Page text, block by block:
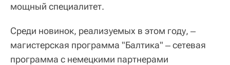
мощный специалитет.
Среди новинок, реализуемых в этом году, ‒
магистерская программа "Балтика" ‒ сетевая
программа с немецкими партнерами